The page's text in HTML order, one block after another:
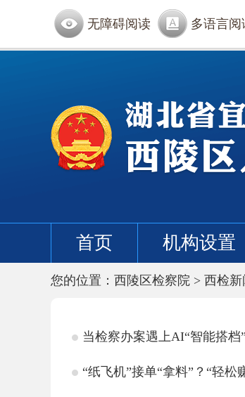
无障碍阅读 多语言阅
首页 机构设置
您的位置： 西陵区检察院 > 西检新
当检察办案遇上AI“智能搭
“纸飞机”接单“拿料”？“轻松